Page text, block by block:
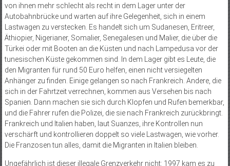
von ihnen mehr schlecht als recht in dem Lager unter der
Autobahnbrücke und warten auf ihre Gelegenheit, sich in einem
Lastwagen zu verstecken. Es handelt sich um Sudanesen, Eritreer,
Äthiopier, Nigerianer, Somalier, Senegalesen und Malier, die über die
Türkei oder mit Booten an die Küsten und nach Lampedusa vor der
tunesischen Küste gekommen sind. In dem Lager gibt es Leute, die
den Migranten für rund 50 Euro helfen, einen nicht versiegelten
Anhänger zu finden. Einige gelangen so nach Frankreich. Andere, die
sich in der Fahrtzeit verrechnen, kommen aus Versehen bis nach
Spanien. Dann machen sie sich durch Klopfen und Rufen bemerkbar,
und die Fahrer rufen die Polizei, die sie nach Frankreich zurückbringt.
Frankreich und Italien haben, laut Suanzes, ihre Kontrollen nun
verschärft und kontrollieren doppelt so viele Lastwagen, wie vorher.
Die Franzosen tun alles, damit die Migranten in Italien bleiben.
Ungefährlich ist dieser illegale Grenzverkehr nicht: 1997 kam es zu